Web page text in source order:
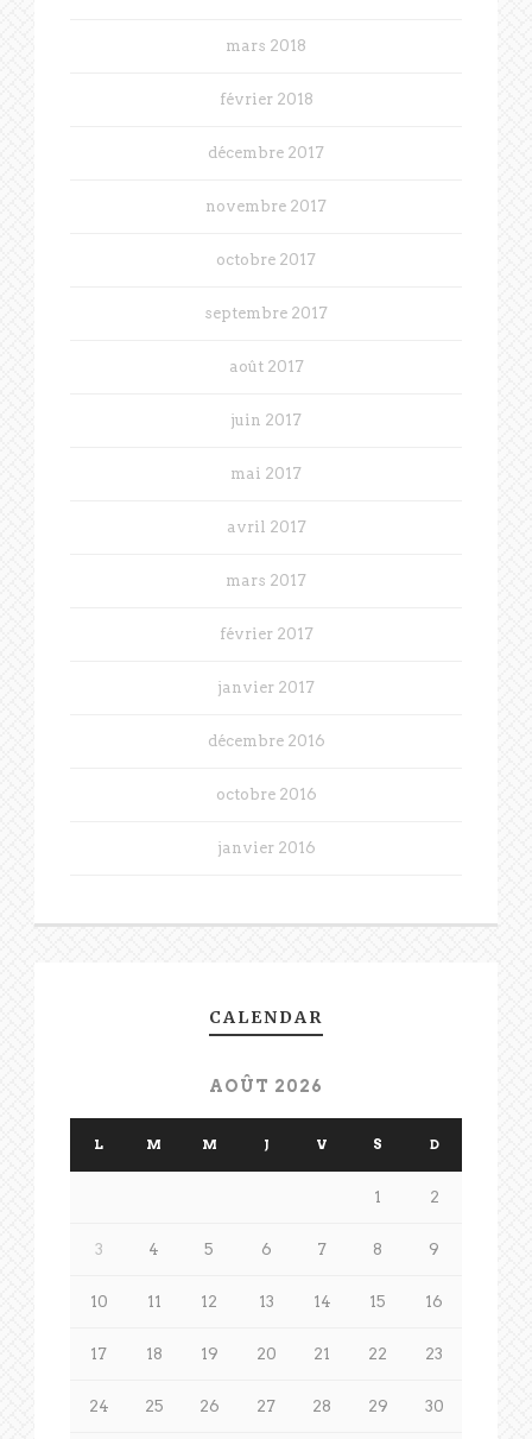
mars 2018
février 2018
décembre 2017
novembre 2017
octobre 2017
septembre 2017
août 2017
juin 2017
mai 2017
avril 2017
mars 2017
février 2017
janvier 2017
décembre 2016
octobre 2016
janvier 2016
CALENDAR
AOÛT 2026
L M M J V S D
1 2
3 4 5 6 7 8 9
10 11 12 13 14 15 16
17 18 19 20 21 22 23
24 25 26 27 28 29 30